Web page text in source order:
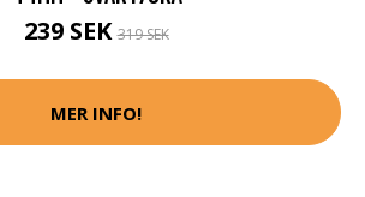
239 SEK319 SEK
MER INFO!